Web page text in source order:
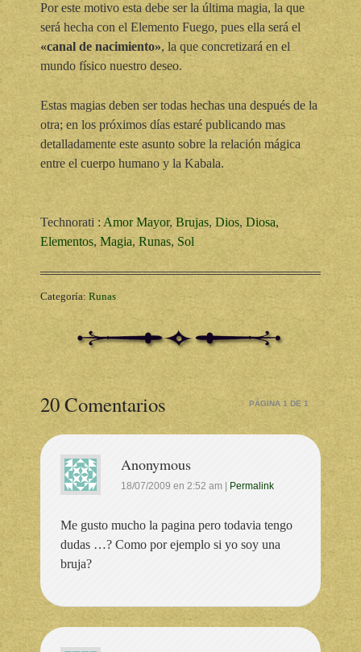
Por este motivo esta debe ser la última magia, la que
será hecha con el Elemento Fuego, pues ella será el
«canal de nacimiento», la que concretizará en el
mundo físico nuestro deseo.
Estas magias deben ser todas hechas una después de la
otra; en los próximos días estaré publicando mas
detalladamente este asunto sobre la relación mágica
entre el cuerpo humano y la Kabala.
Technorati : Amor Mayor, Brujas,Dios, Diosa,
Elementos,Magia, Runas, Sol
Categoría: Runas
20 Comentarios PÁGINA 1 DE 1
Anonymous
18/07/2009 en 2:52 am Permalink
Me gusto mucho la pagina pero todavia tengo
dudas …? Como por ejemplo si yo soy una
bruja?